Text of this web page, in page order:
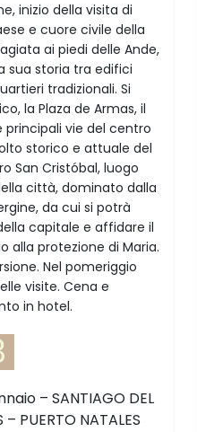
inizio della visita di
e cuore civile della
ai piedi delle Ande,
sua storia tra edifici
tradizionali. Si
la Plaza de Armas, il
principali vie del centro
storico e attuale del
San Cristóbal, luogo
città, dominato dalla
da cui si potrà
capitale e affidare il
alla protezione di Maria.
Nel pomeriggio
visite. Cena e
in hotel.
– SANTIAGO DEL
– PUERTO NATALES